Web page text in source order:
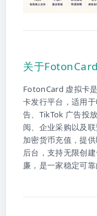
关于
FotonCard 虚拟卡
卡发行平台，适用
告、TikTok 广告投
阅、企业采购以及
加密货币充值，提
后台，支持无限创
廉，是一家稳定可靠